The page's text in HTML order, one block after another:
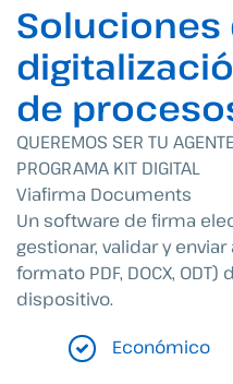
Soluciones
de
QUEREMOS SER TU
PROGRAMA KIT DIGITAL
Viafirma Documents
Un software de firma
gestionar, validar y
formato PDF, DOCX,
dispositivo.
Económico